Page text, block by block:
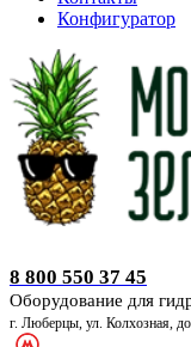
Конфигуратор
8 800 550 37 45
Оборудование для
г. Люберцы, ул. Колхозная,